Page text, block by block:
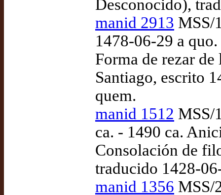
Desconocido),
manid 2913 MSS/
1478-06-29 a
Forma de rezar
Santiago, escrito
quem.
manid 1512 MSS/
ca. - 1490 ca.
Consolación de
traducido 1428-
manid 1356 MSS/